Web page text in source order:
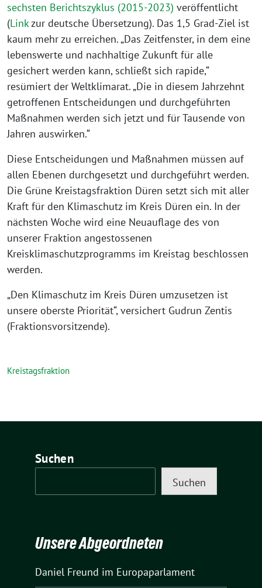
sechsten Berichtszyklus (2015-2023) veröffentlicht
(Linkzur deutsche Übersetzung). Das 1,5 Grad-Ziel ist
kaum mehr zu erreichen. „Das Zeitfenster, in dem eine
lebenswerte und nachhaltige Zukunft für alle
gesichert werden kann, schließt sich rapide,“
resümiert der Weltklimarat. „Die in diesem Jahrzehnt
getroffenen Entscheidungen und durchgeführten
Maßnahmen werden sich jetzt und für Tausende von
Jahren auswirken.“
Diese Entscheidungen und Maßnahmen müssen auf
allen Ebenen durchgesetzt und durchgeführt werden.
Die Grüne Kreistagsfraktion Düren setzt sich mit aller
Kraft für den Klimaschutz im Kreis Düren ein. In der
nächsten Woche wird eine Neuauflage des von
unserer Fraktion angestossenen
Kreisklimaschutzprogramms im Kreistag beschlossen
werden.
„Den Klimaschutz im Kreis Düren umzusetzen ist
unsere oberste Priorität“, versichert Gudrun Zentis
(Fraktionsvorsitzende).
Kreistagsfraktion
Suchen
Suchen
Unsere Abgeordneten
Daniel Freund im Europaparlament